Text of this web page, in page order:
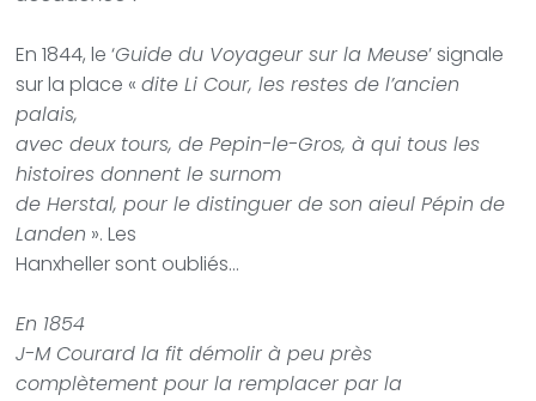
En 1844, le ‘Guide du Voyageur sur la Meuse’ signale
sur la place «dite Li Cour, les restes de l’ancien
palais,
avec deux tours, de Pepin-le-Gros, à qui tous les
histoires donnent le surnom
de Herstal, pour le distinguer de son aieul Pépin de
Landen ». Les
Hanxheller sont oubliés…
En 1854
J-M Courard la fit démolir à peu près
complètement pour la remplacer par la